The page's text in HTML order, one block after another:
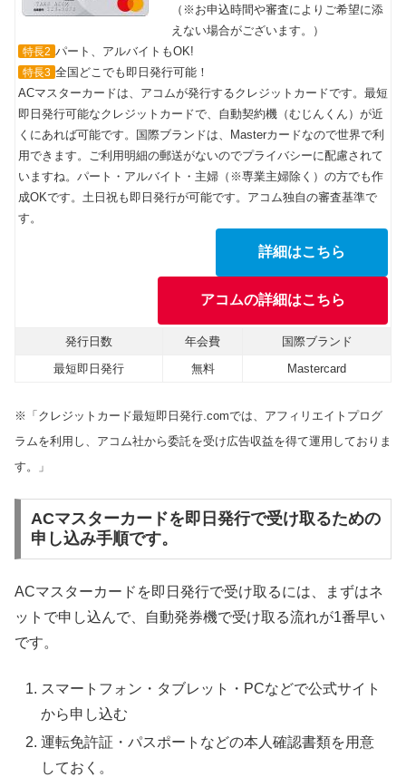
（※お申込時間や審査によりご希望に添
えない場合がございます。）
特長2 パート、アルバイトもOK!
特長3 全国どこでも即日発行可能！
ACマスターカードは、アコムが発行するクレジットカードです。最短
即日発行可能なクレジットカードで、自動契約機（むじんくん）が近
くにあれば可能です。国際ブランドは、Masterカードなので世界で利
用できます。ご利用明細の郵送がないのでプライバシーに配慮されて
いますね。パート・アルバイト・主婦（※専業主婦除く）の方でも作
成OKです。土日祝も即日発行が可能です。アコム独自の審査基準で
す。
詳細はこちら
アコムの詳細はこちら
発行日数 年会費
国際ブランド
最短即日発行
無料 Mastercard
※「クレジットカード最短即日発行.comでは、アフィリエイトプログ
ラムを利用し、アコム社から委託を受け広告収益を得て運用しておりま
す。」
ACマスターカードを即日発行で受け取るための
申し込み手順です。
ACマスターカードを即日発行で受け取るには、まずはネ
ットで申し込んで、自動発券機で受け取る流れが1番早い
です。
スマートフォン・タブレット・PCなどで公式サイト
から申し込む
運転免許証・パスポートなどの本人確認書類を用意
しておく。